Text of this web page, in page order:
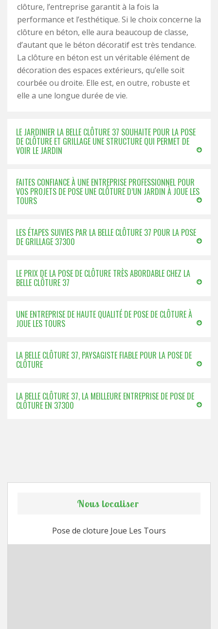
clôture, l’entreprise garantit à la fois la
performance et l’esthétique. Si le choix concerne la
clôture en béton, elle aura beaucoup de classe,
d’autant que le béton décoratif est très tendance.
La clôture en béton est un véritable élément de
décoration des espaces extérieurs, qu’elle soit
courbée ou droite. Elle est, en outre, robuste et
elle a une longue durée de vie.
LE JARDINIER LA BELLE CLÔTURE 37 SOUHAITE POUR LA POSE
DE CLÔTURE ET GRILLAGE UNE STRUCTURE QUI PERMET DE
VOIR LE JARDIN
FAITES CONFIANCE À UNE ENTREPRISE PROFESSIONNEL POUR
VOS PROJETS DE POSE UNE CLÔTURE D’UN JARDIN À JOUE LES
TOURS
LES ÉTAPES SUIVIES PAR LA BELLE CLÔTURE 37 POUR LA POSE
DE GRILLAGE 37300
LE PRIX DE LA POSE DE CLÔTURE TRÈS ABORDABLE CHEZ LA
BELLE CLÔTURE 37
UNE ENTREPRISE DE HAUTE QUALITÉ DE POSE DE CLÔTURE À
JOUE LES TOURS
LA BELLE CLÔTURE 37, PAYSAGISTE FIABLE POUR LA POSE DE
CLÔTURE
LA BELLE CLÔTURE 37, LA MEILLEURE ENTREPRISE DE POSE DE
CLÔTURE EN 37300
Nous localiser
Pose de cloture Joue Les Tours